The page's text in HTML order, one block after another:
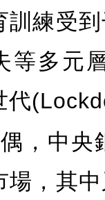
訓練受
等多元
代
，中央
場，其